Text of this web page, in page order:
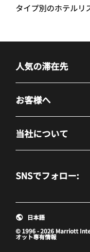
タイプ別のホテルリ
人気の滞在先
お客様へ
当社について
SNSでフォロー:
© 1996 - 2026 Marriott
オット専有情報
日本語